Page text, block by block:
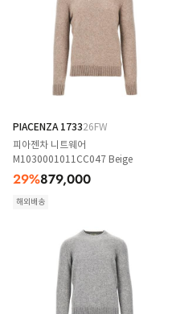
PIACENZA 173326FW
피아젠차 니트웨어
M1030001011CC047 Beige
29%879,000
해외배송